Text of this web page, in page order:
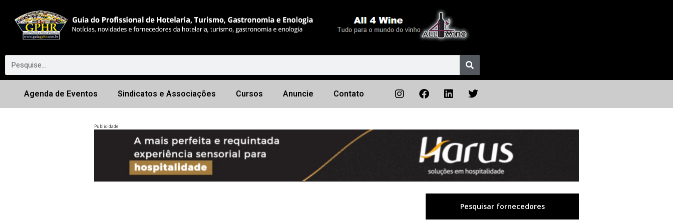
Agenda de Eventos Sindicatos e Associações Cursos Anuncie Contato
Publicidade
Próximo
Pesquisar fornecedores